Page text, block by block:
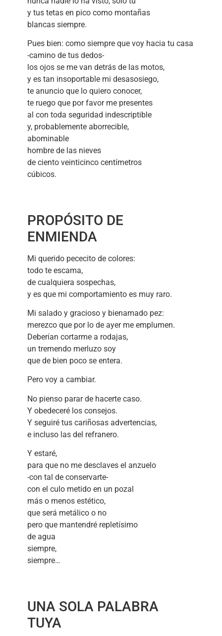
y tus tetas en pico como montañas
blancas siempre.
Pues bien: como siempre que voy hacia tu casa
-camino de tus dedos-
los ojos se me van detrás de las motos,
y es tan insoportable mi desasosiego,
te anuncio que lo quiero conocer,
te ruego que por favor me presentes
al con toda seguridad indescriptible
y, probablemente aborrecible,
abominable
hombre de las nieves
de ciento veinticinco centímetros
cúbicos.
PROPÓSITO DE
ENMIENDA
Mi querido pececito de colores:
todo te escama,
de cualquiera sospechas,
y es que mi comportamiento es muy raro.
Mi salado y gracioso y bienamado pez:
merezco que por lo de ayer me emplumen.
Deberían cortarme a rodajas,
un tremendo merluzo soy
que de bien poco se entera.
Pero voy a cambiar.
No pienso parar de hacerte caso.
Y obedeceré los consejos.
Y seguiré tus cariñosas advertencias,
e incluso las del refranero.
Y estaré,
para que no me desclaves el anzuelo
-con tal de conservarte-
con el culo metido en un pozal
más o menos estético,
que será metálico o no
pero que mantendré repletísimo
de agua
siempre,
siempre…
UNA SOLA PALABRA
TUYA